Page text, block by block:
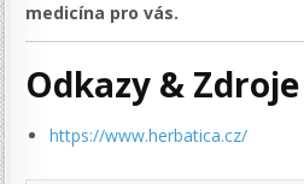
medicína pro vás.
Odkazy & Zdroje
https://www.herbatica.cz/